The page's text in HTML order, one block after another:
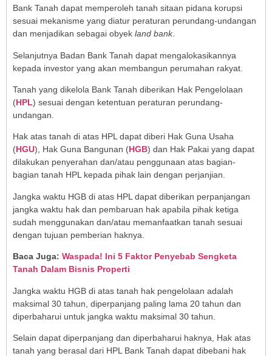
Bank Tanah dapat memperoleh tanah sitaan pidana korupsi
sesuai mekanisme yang diatur peraturan perundang-undangan
dan menjadikan sebagai obyek land bank.
Selanjutnya Badan Bank Tanah dapat mengalokasikannya
kepada investor yang akan membangun perumahan rakyat.
Tanah yang dikelola Bank Tanah diberikan Hak Pengelolaan
(HPL) sesuai dengan ketentuan peraturan perundang-
undangan.
Hak atas tanah di atas HPL dapat diberi Hak Guna Usaha
(HGU), Hak Guna Bangunan (HGB) dan Hak Pakai yang dapat
dilakukan penyerahan dan/atau penggunaan atas bagian-
bagian tanah HPL kepada pihak lain dengan perjanjian.
Jangka waktu HGB di atas HPL dapat diberikan perpanjangan
jangka waktu hak dan pembaruan hak apabila pihak ketiga
sudah menggunakan dan/atau memanfaatkan tanah sesuai
dengan tujuan pemberian haknya.
Baca Juga: Waspada! Ini 5 Faktor Penyebab Sengketa
Tanah Dalam Bisnis Properti
Jangka waktu HGB di atas tanah hak pengelolaan adalah
maksimal 30 tahun, diperpanjang paling lama 20 tahun dan
diperbaharui untuk jangka waktu maksimal 30 tahun.
Selain dapat diperpanjang dan diperbaharui haknya, Hak atas
tanah yang berasal dari HPL Bank Tanah dapat dibebani hak